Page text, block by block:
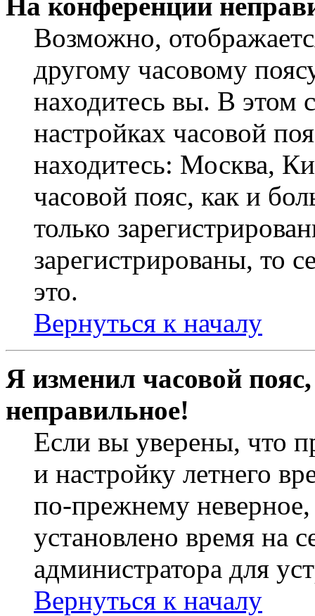
Возможно,
другому часовому
находитесь вы. В этом
настройках часовой
находитесь: Москва,
часовой пояс, как и
только
зарегистрированы, то
это.
Вернуться к началу
Я изменил часовой
неправильное!
Если вы уверены, что
и настройку летнего
по-прежнему неверное,
установлено время на
администратора для
Вернуться к началу